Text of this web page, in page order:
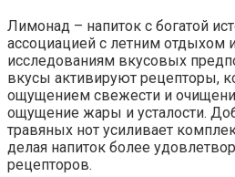
Лимонад – напиток с богатой
ассоциацией с летним отдыхом
исследованиям вкусовых
вкусы активируют рецепторы,
ощущением свежести и
ощущение жары и усталости.
травяных нот усиливает
делая напиток более
рецепторов.